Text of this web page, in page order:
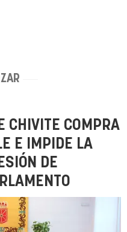
CHIVITE COMPRA
E IMPIDE LA
DE